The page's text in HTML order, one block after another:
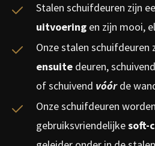
Stalen schuifdeuren zijn
uitvoering en zijn mooi,
Onze stalen schuifdeuren
ensuite deuren, schuivend
of schuivend vóórde
Onze schuifdeuren
gebruiksvriendelijkesoft-